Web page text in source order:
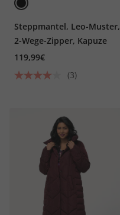
Steppmantel, Leo-Muster,
2-Wege-Zipper, Kapuze
119,99€
(3)